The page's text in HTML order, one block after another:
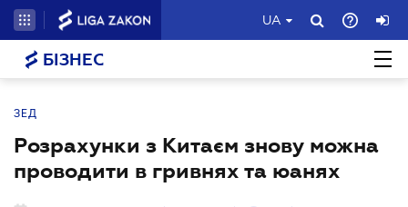
UA
БІЗНЕС
ЗЕД
Розрахунки з Китаєм знову можна
проводити в гривнях та юанях